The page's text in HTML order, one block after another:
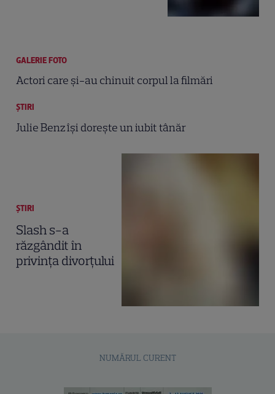
GALERIE FOTO
Actori care şi-au chinuit corpul la filmări
ȘTIRI
Julie Benz îşi doreşte un iubit tânăr
ȘTIRI
Slash s-a
răzgândit în
privinţa divorţului
NUMĂRUL CURENT